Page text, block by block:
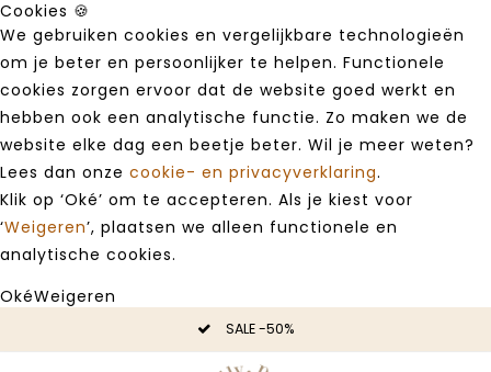
Cookies 🍪
We gebruiken cookies en vergelijkbare technologieën
om je beter en persoonlijker te helpen. Functionele
cookies zorgen ervoor dat de website goed werkt en
hebben ook een analytische functie. Zo maken we de
website elke dag een beetje beter. Wil je meer weten?
Lees dan onze cookie- en privacyverklaring.
Klik op ‘Oké’ om te accepteren. Als je kiest voor
‘Weigeren’, plaatsen we alleen functionele en
analytische cookies.
OkéWeigeren
SALE -50%